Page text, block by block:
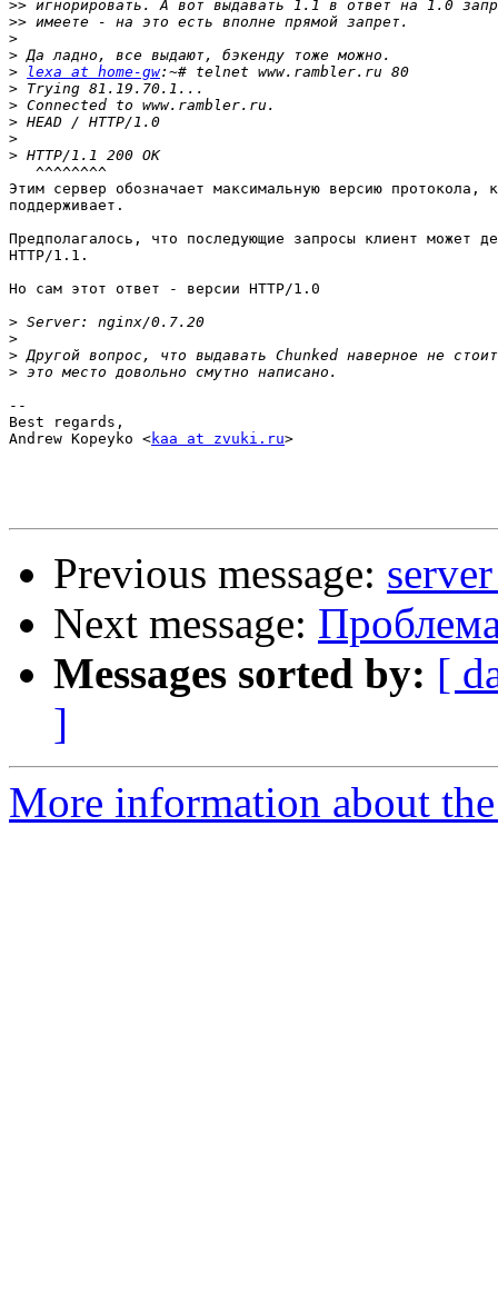
>>
>>
>
>
>
lexa at home-gw
>
>
>
>
>
   ^^^^^^^^
Этим сервер обозначает максимальную версию протокола,
поддерживает.
Предполагалось, что последующие запросы клиент может
HTTP/1.1.
Но сам этот ответ - версии HTTP/1.0
>
>
>
>
--
Best regards,
Andrew Kopeyko <kaa at zvuki.ru>
Previous message:
Next message:
Messages sorted by: [
]
More information about